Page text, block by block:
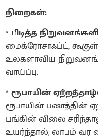
நிறைகள்:
* பிடித்த
மைக்ரோசாஃப்ட்,
உலகளாவிய
வாய்ப்பு.
* ரூபாயின்
ரூபாயின் பணத்தின்
பங்கின் விலை
உயர்ந்தால், லாபம் வர